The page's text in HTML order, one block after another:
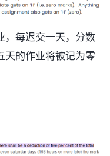
，每迟交一天，分数
天的作业将被记为零